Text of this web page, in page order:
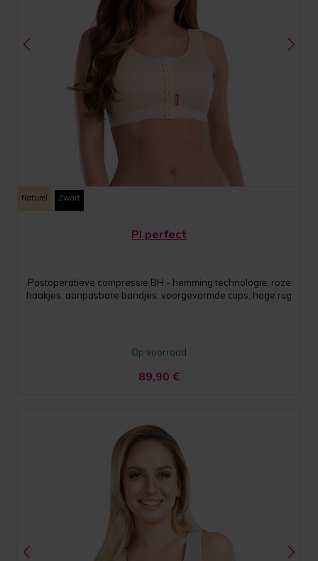
Naturel Zwart
PI perfect
Postoperatieve compressie BH - hemming technologie, roze
haakjes, aanpasbare bandjes, voorgevormde cups, hoge rug
Op voorraad
89,90 €